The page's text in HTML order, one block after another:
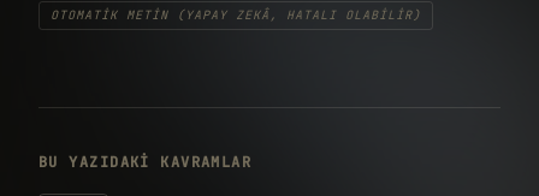
OTOMATIK METIN (YAPAY ZEKÂ, HATALI OLABILIR)
BU YAZIDAKI KAVRAMLAR